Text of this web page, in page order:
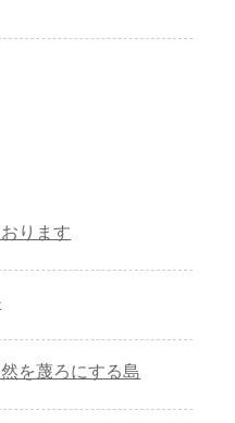
ります
を蔑ろにする島